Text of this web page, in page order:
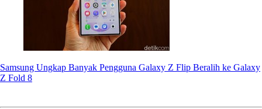
Samsung Ungkap Banyak Pengguna Galaxy Z Flip Beralih ke Galaxy
Z Fold 8